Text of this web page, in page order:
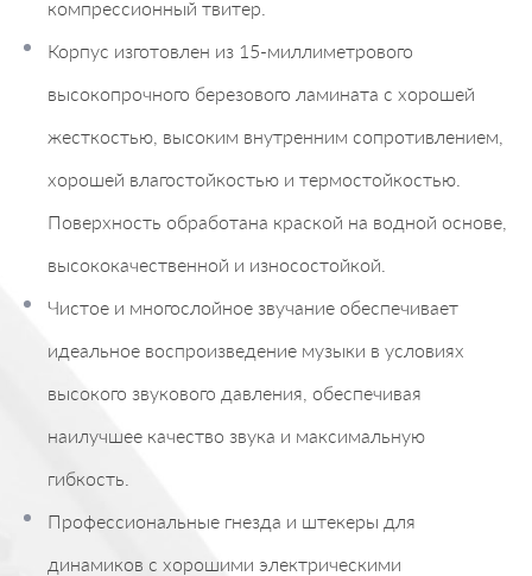
компрессионный твитер.
Корпус изготовлен из 15-миллиметрового
высокопрочного березового ламината с хорошей
жесткостью, высоким внутренним сопротивлением,
хорошей влагостойкостью и термостойкостью.
Поверхность обработана краской на водной основе,
высококачественной и износостойкой.
Чистое и многослойное звучание обеспечивает
идеальное воспроизведение музыки в условиях
высокого звукового давления, обеспечивая
наилучшее качество звука и максимальную
гибкость.
Профессиональные гнезда и штекеры для
динамиков с хорошими электрическими